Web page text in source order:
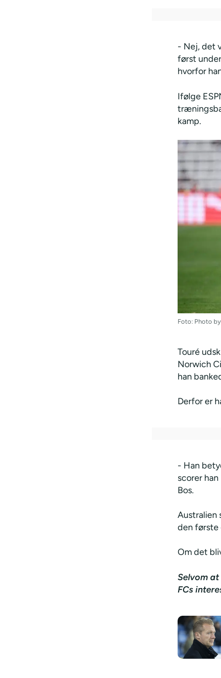
- Nej, det
først
hvorfor
Ifølge
kamp.
Foto: Photo
Touré
Norwich
han
Derfor er
- Han
scorer
Bos.
Australien
den første
Om det
Selvom
FCs